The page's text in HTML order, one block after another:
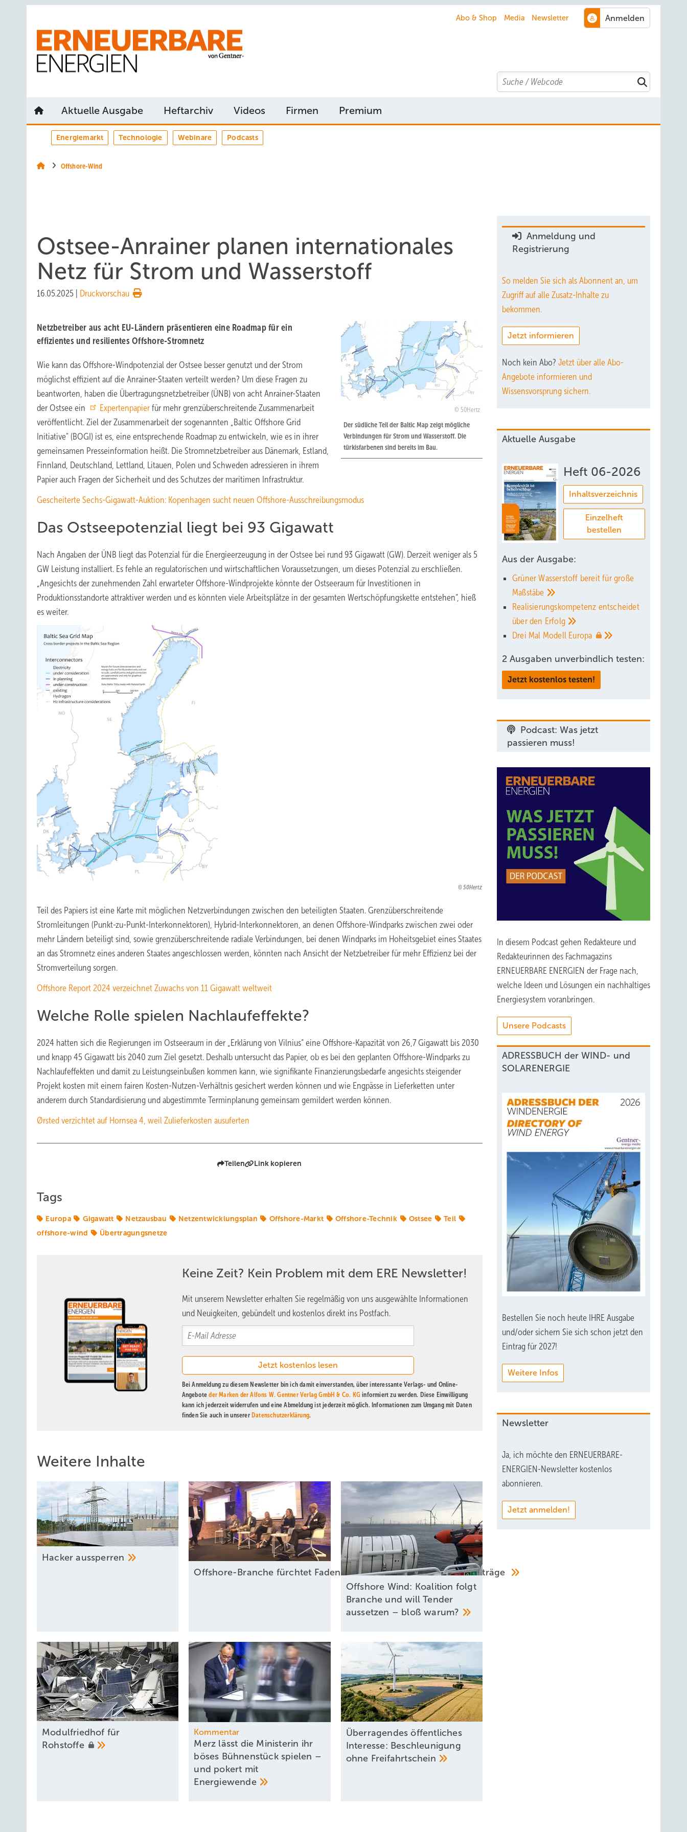
Abo & Shop Media Newsletter
Search
Aktuelle Ausgabe Heftarchiv Videos Firmen Premium
Energiemarkt Technologie Webinare Podcasts
Offshore-Wind
Ostsee-Anrainer planen internationales
Netz für Strom und Wasserstoff
16.05.2025 Druckvorschau
50Hertz
Der südliche Teil der Baltic Map zeigt mögliche
Verbindungen für Strom und Wasserstoff. Die
türkisfarbenen sind bereits im Bau.
Netzbetreiber aus acht EU-Ländern präsentieren eine Roadmap für ein
effizientes und resilientes Offshore-Stromnetz
Wie kann das Offshore-Windpotenzial der Ostsee besser genutzt und der Strom
möglichst effizient auf die Anrainer-Staaten verteilt werden? Um diese Fragen zu
beantworten, haben die Übertragungsnetzbetreiber (ÜNB) von acht Anrainer-Staaten
der Ostsee ein
Expertenpapier für mehr grenzüberschreitende Zusammenarbeit
veröffentlicht. Ziel der Zusammenarbeit der sogenannten „Baltic Offshore Grid
Initiative" (BOGI) ist es, eine entsprechende Roadmap zu entwickeln, wie es in ihrer
gemeinsamen Presseinformation heißt. Die Stromnetzbetreiber aus Dänemark, Estland,
Finnland, Deutschland, Lettland, Litauen, Polen und Schweden adressieren in ihrem
Papier auch Fragen der Sicherheit und des Schutzes der maritimen Infrastruktur.
Gescheiterte Sechs-Gigawatt-Auktion: Kopenhagen sucht neuen Offshore-Ausschreibungsmodus
Das Ostseepotenzial liegt bei 93 Gigawatt
Nach Angaben der ÜNB liegt das Potenzial für die Energieerzeugung in der Ostsee bei rund 93 Gigawatt (GW). Derzeit weniger als 5
GW Leistung installiert. Es fehle an regulatorischen und wirtschaftlichen Voraussetzungen, um dieses Potenzial zu erschließen.
„Angesichts der zunehmenden Zahl erwarteter Offshore-Windprojekte könnte der Ostseeraum für Investitionen in
Produktionsstandorte attraktiver werden und es könnten viele Arbeitsplätze in der gesamten Wertschöpfungskette entstehen“, hieß
es weiter.
50Hertz
Teil des Papiers ist eine Karte mit möglichen Netzverbindungen zwischen den beteiligten Staaten. Grenzüberschreitende
Stromleitungen (Punkt-zu-Punkt-Interkonnektoren), Hybrid-Interkonnektoren, an denen Offshore-Windparks zwischen zwei oder
mehr Ländern beteiligt sind, sowie grenzüberschreitende radiale Verbindungen, bei denen Windparks im Hoheitsgebiet eines Staates
an das Stromnetz eines anderen Staates angeschlossen werden, könnten nach Ansicht der Netzbetreiber für mehr Effizienz bei der
Stromverteilung sorgen.
Offshore Report 2024 verzeichnet Zuwachs von 11 Gigawatt weltweit
Welche Rolle spielen Nachlaufeffekte?
2024 hatten sich die Regierungen im Ostseeraum in der „Erklärung von Vilnius“ eine Offshore-Kapazität von 26,7 Gigawatt bis 2030
und knapp 45 Gigawatt bis 2040 zum Ziel gesetzt. Deshalb untersucht das Papier, ob es bei den geplanten Offshore-Windparks zu
Nachlaufeffekten und damit zu Leistungseinbußen kommen kann, wie signifikante Finanzierungsbedarfe angesichts steigender
Projekt kosten mit einem fairen Kosten-Nutzen-Verhältnis gesichert werden können und wie Engpässe in Lieferketten unter
anderem durch Standardisierung und abgestimmte Terminplanung gemeinsam gemildert werden können.
Ørsted verzichtet auf Hornsea 4, weil Zulieferkosten ausuferten
Teilen Link kopieren
Tags
Europa Gigawatt Netzausbau Netzentwicklungsplan Offshore-Markt Offshore-Technik Ostsee
Teil
offshore-wind
Übertragungsnetze
Keine Zeit? Kein Problem mit dem ERE Newsletter!
Mit unserem Newsletter erhalten Sie regelmäßig von uns ausgewählte Informationen
und Neuigkeiten, gebündelt und kostenlos direkt ins Postfach.
Bei Anmeldung zu diesem Newsletter bin ich damit einverstanden, über interessante Verlags- und Online-
Angeboteder Marken der Alfons W. Gentner Verlag GmbH & Co. KG informiert zu werden. Diese Einwilligung
kann ich jederzeit widerrufen und eine Abmeldung ist jederzeit möglich. Informationen zum Umgang mit Daten
finden Sie auch in unserer Datenschutzerklärung.
Weitere Inhalte
Ha ckeraussp erren
Offshore-Branche fürchtet Fadenriss und plädiert für Differenzverträge
Offshore Wind: Koalition folgt
Branche und will Tender
aussetzen – bloßwarum?
Modulfriedhof für
Rohstoffe
Kommentar
Merz lässt die Ministerin ihr
böses Bühnenstück spielen –
und pokert mit
Energiewende
Überragendes öffentliches
Interesse: Beschleunigung
ohne Freifahrtschein
Anmeldung und
Registrierung
So melden Sie sich als Abonnent an, um
Zugriff auf alle Zusatz-Inhalte zu
bekommen.
Jetzt informieren
Noch kein Abo? Jetzt über alle Abo-
Angebote informieren und
Wissensvorsprung sichern.
Aktuelle Ausgabe
Heft 06-2026
Inhaltsverzeichnis
Einzelheft
bestellen
Aus der Ausgabe:
Grüner Wasserstoff bereit für große
Maßstäbe
Realisierungskompetenz entscheidet
über den Erfolg
Drei Mal Modell Europa
2 Ausgaben unverbindlich testen:
Jetzt kostenlos testen!
Podcast: Was jetzt
passieren muss!
In diesem Podcast gehen Redakteure und
Redakteurinnen des Fachmagazins
ERNEUERBARE ENERGIEN der Frage nach,
welche Ideen und Lösungen ein nachhaltiges
Energiesystem voranbringen.
Unsere Podcasts
ADRESSBUCH der WIND- und
SOLARENERGIE
Bestellen Sie noch heute IHRE Ausgabe
und/oder sichern Sie sich schon jetzt den
Eintrag für 2027!
Weitere Infos
Newsletter
Ja, ich möchte den ERNEUERBARE-
ENERGIEN-Newsletter kostenlos
abonnieren.
Jetzt anmelden!